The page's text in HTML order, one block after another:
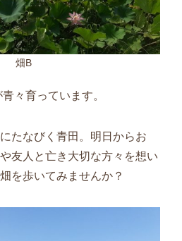
畑B
々育っています。
たなびく青田。明日からお
友人と亡き大切な方々を想い
を歩いてみませんか？